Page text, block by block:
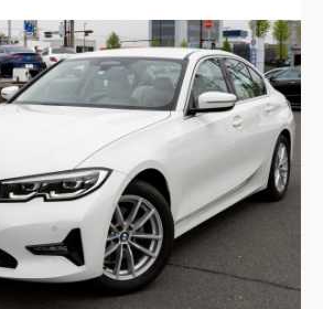
ラー：ブラック・サファイア ■ 安全装備 ・
害軽減ブレーキ・アダプティブクルーズコ
プアシスト・パーキングアシスト・障害物
：運転席/助手席/サイド/カーテン・カメラ：
インドスポット・横滑り防止装置・アイド
防止装置・オートマチックハイビーム ■快適
・エアコン、クーラー・Wエアコン・カー
オ：ミュージックサーバー・ミュージックプ
■ インテリア ・キーレス・スマートキー・パ
ート・シートヒーター・本革シート ■エク
：LED、アダプティブ・フロントフォグラ
【車検残：